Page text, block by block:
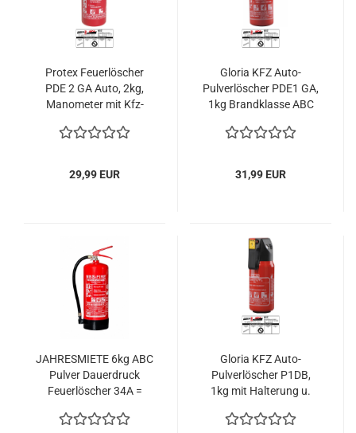
Protex Feuerlöscher
PDE 2 GA Auto, 2kg,
Manometer mit Kfz-
29,99 EUR
Gloria KFZ Auto-
Pulverlöscher PDE1 GA,
1kg Brandklasse ABC
31,99 EUR
JAHRESMIETE 6kg ABC
Pulver Dauerdruck
Feuerlöscher 34A =
Gloria KFZ Auto-
Pulverlöscher P1DB,
1kg mit Halterung u.